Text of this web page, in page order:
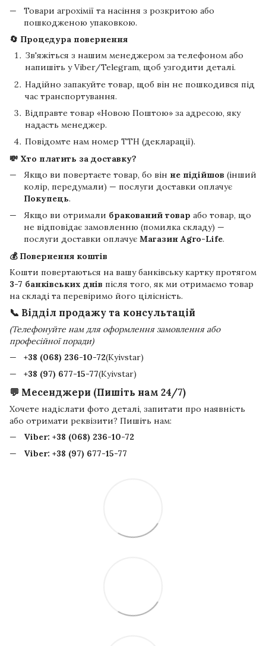
Товари агрохімії та насіння з розкритою або
пошкодженою упаковкою.
🔄 Процедура повернення
Зв'яжіться з нашим менеджером за телефоном або
напишіть у Viber/Telegram, щоб узгодити деталі.
Надійно запакуйте товар, щоб він не пошкодився під
час транспортування.
Відправте товар «Новою Поштою» за адресою, яку
надасть менеджер.
Повідомте нам номер ТТН (декларації).
💸 Хто платить за доставку?
Якщо ви повертаєте товар, бо він не підійшов (інший
колір, передумали) — послуги доставки оплачує
Покупець.
Якщо ви отримали бракований товар або товар, що
не відповідає замовленню (помилка складу) —
послуги доставки оплачує Магазин Agro-Life.
💰 Повернення коштів
Кошти повертаються на вашу банківську картку протягом
3-7 банківських днів після того, як ми отримаємо товар
на складі та перевіримо його цілісність.
📞 Відділ продажу та консультацій
(Телефонуйте нам для оформлення замовлення або
професійної поради)
+38 (068) 236-10-72(Kyivstar)
+38 (97) 677-15-77(Kyivstar)
💬 Месенджери (Пишіть нам 24/7)
Хочете надіслати фото деталі, запитати про наявність
або отримати реквізити? Пишіть нам:
Viber: +38 (068) 236-10-72
Viber: +38 (97) 677-15-77